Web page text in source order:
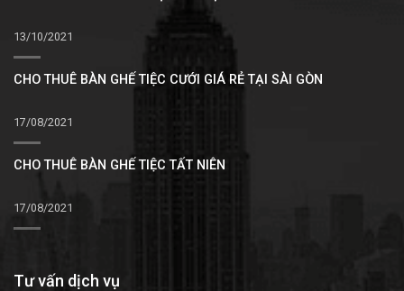
13/10/2021
CHO THUÊ BÀN GHẾ TIỆC CƯỚI GIÁ RẺ TẠI SÀI GÒN
17/08/2021
CHO THUÊ BÀN GHẾ TIỆC TẤT NIÊN
17/08/2021
Tư vấn dịch vụ